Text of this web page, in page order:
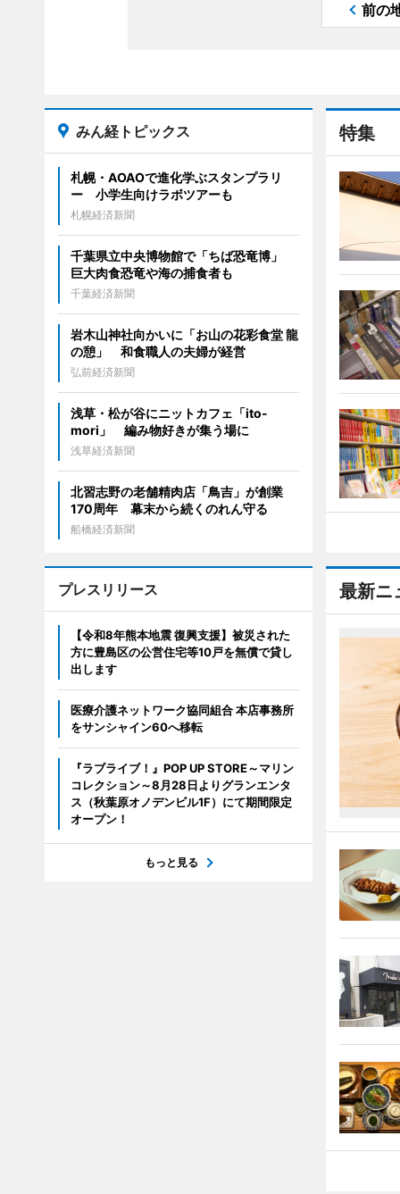
前の
特集
最新ニ
みん経トピックス
札幌・AOAOで進化学ぶスタンプラリ
ー 小学生向けラボツアーも
札幌経済新聞
千葉県立中央博物館で「ちば恐竜博」
巨大肉食恐竜や海の捕食者も
千葉経済新聞
岩木山神社向かいに「お山の花彩食堂 龍
の憩」 和食職人の夫婦が経営
弘前経済新聞
浅草・松が谷にニットカフェ「ito-
mori」 編み物好きが集う場に
浅草経済新聞
北習志野の老舗精肉店「鳥吉」が創業
170周年 幕末から続くのれん守る
船橋経済新聞
プレスリリース
【令和8年熊本地震 復興支援】被災された
方に豊島区の公営住宅等10戸を無償で貸し
出します
医療介護ネットワーク協同組合 本店事務所
をサンシャイン60へ移転
『ラブライブ！』POP UP STORE～マリン
コレクション～8月28日よりグランエンタ
ス（秋葉原オノデンビル1F）にて期間限定
オープン！
もっと見る